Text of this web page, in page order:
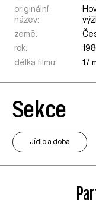
originální
název:
země:
rok:
délka filmu:
17
Sekce
Jídlo a doba